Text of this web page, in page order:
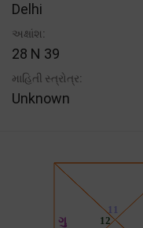
Delhi
અક્ષાંશ:
28 N 39
માહિતી સ્ત્રોત્ર:
Unknown